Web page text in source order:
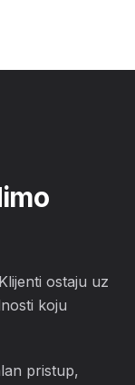
ostaju uz
koju
pristup,